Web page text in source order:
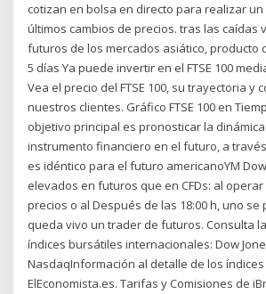
cotizan en bolsa en directo para realizar
últimos cambios de precios. tras las caídas
futuros de los mercados asiático, producto
5 días Ya puede invertir en el FTSE 100
Vea el precio del FTSE 100, su trayectoria y
nuestros clientes. Gráfico FTSE 100 en
objetivo principal es pronosticar la
instrumento financiero en el futuro, a
es idéntico para el futuro americanoYM
elevados en futuros que en CFDs: al
precios o al Después de las 18:00 h, uno se
queda vivo un trader de futuros. Consulta
índices bursátiles internacionales: Dow
NasdaqInformación al detalle de los
ElEconomista.es. Tarifas y Comisiones de